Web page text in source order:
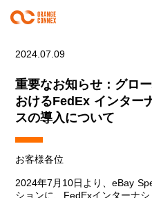
2024.07.09
重要なお知らせ：グロ
おけるFedEx インター
スの導入について
お客様各位
2024年7月10日より、eBay
ションに、FedExインターナ